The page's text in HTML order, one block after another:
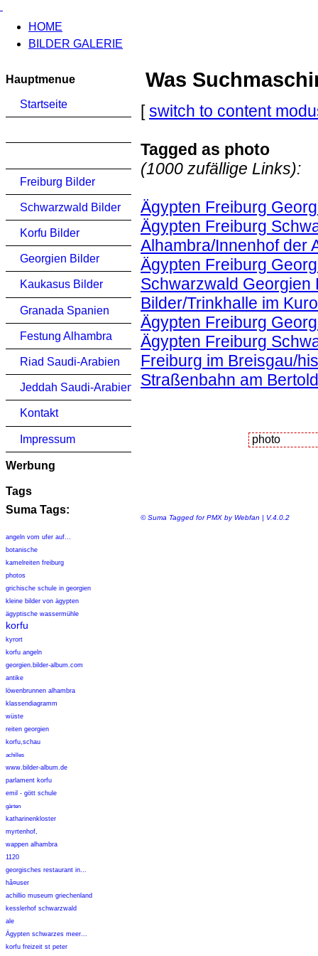
HOME
BILDER GALERIE
Hauptmenue
Startseite
Freiburg Bilder
Schwarzwald Bilder
Korfu Bilder
Georgien Bilder
Kaukasus Bilder
Granada Spanien
Festung Alhambra
Riad Saudi-Arabien
Jeddah Saudi-Arabien
Kontakt
Impressum
Werbung
Tags
Suma Tags:
angeln vom ufer auf...
botanische
kamelreiten freiburg
photos
grichische schule in georgien
kleine bilder von ägypten
ägyptische wassermühle
korfu
kyrort
korfu angeln
georgien.bilder-album.com
antike
löwenbrunnen alhambra
klassendiagramm
wüste
reiten georgien
korfu,schau
achilles
www.bilder-album.de
parlament korfu
emil - gött schule
gärten
katharinenkloster
myrtenhof,
wappen alhambra
1120
georgisches restaurant in...
hã¤user
achillio museum griechenland
kesslerhof schwarzwald
ale
Ägypten schwarzes meer...
korfu freizeit st peter
Was
[switch to content
Tagged as photo
(1000 zufällige Links):
Ägypten Freiburg
Ägypten Freiburg
Alhambra/Innenhof der
Ägypten Freiburg
Schwarzwald Georgien
Bilder/Trinkhalle im
Ägypten Freiburg
Ägypten Freiburg
Freiburg im Breisgau/
Straßenbahn am
© Suma Tagged for PMX by Webfan | V.4.0.2